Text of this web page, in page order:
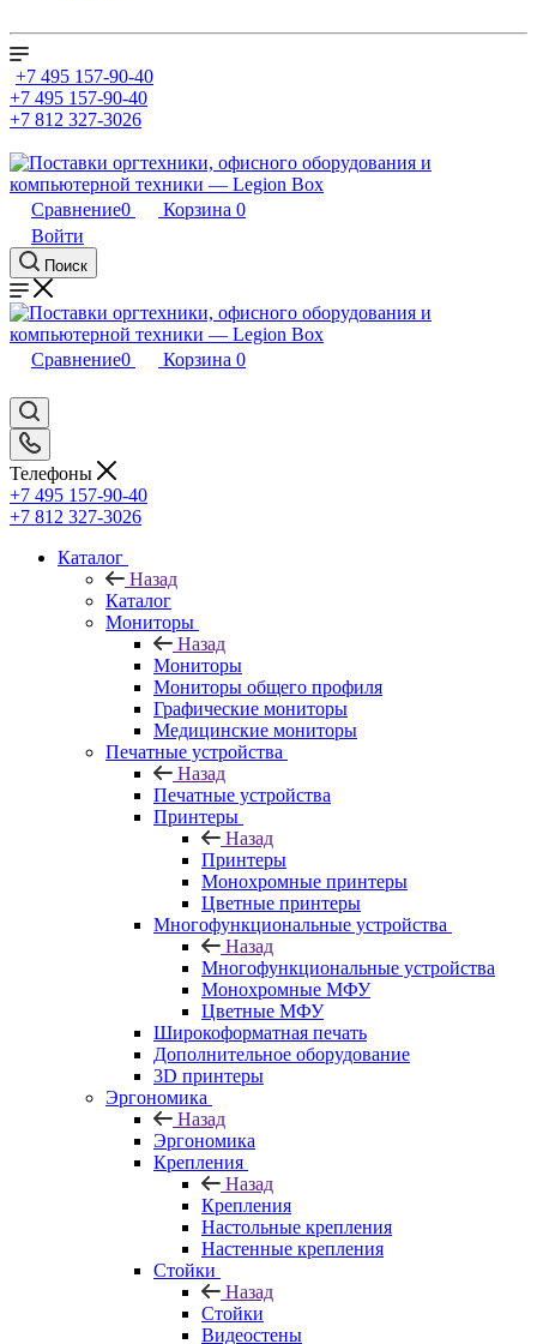
+7 495 157-90-40
+7 495 157-90-40
+7 812 327-3026
Сравнение0 Корзина 0
Войти
Поиск
Сравнение0 Корзина 0
Телефоны
+7 495 157-90-40
+7 812 327-3026
Каталог
Назад
Каталог
Мониторы
Назад
Мониторы
Мониторы общего профиля
Графические мониторы
Медицинские мониторы
Печатные устройства
Назад
Печатные устройства
Принтеры
Назад
Принтеры
Моноxромныe принтеры
Цвeтныe принтеры
Многофункциональные устройства
Назад
Многофункциональные устройства
Монохромные МФУ
Цветные МФУ
Широкоформатная печать
Дополнительное оборудование
3D принтеры
Эргономика
Назад
Эргономика
Крепления
Назад
Крепления
Настольные крепления
Настенные крепления
Стойки
Назад
Стойки
Видеостены